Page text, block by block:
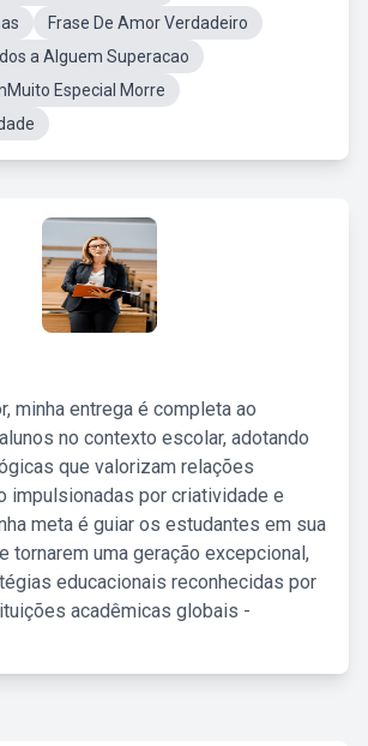
Frase De Amor Verdadeiro
a Alguem Superacao
Especial Morre
minha entrega é completa ao
no contexto escolar, adotando
que valorizam relações
impulsionadas por criatividade e
meta é guiar os estudantes em sua
tornarem uma geração excepcional,
educacionais reconhecidas por
acadêmicas globais -